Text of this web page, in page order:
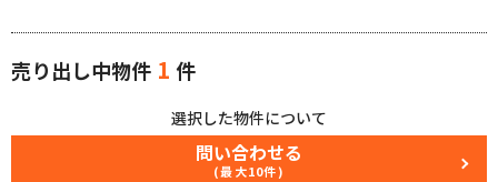
売り出し中物件 1 件
選択した物件について
問い合わせる
(最大10件)